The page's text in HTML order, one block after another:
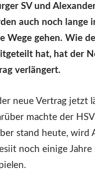
SV und
auch noch lange
Wege gehen. Wie
hat, hat der
verlängert.
neue Vertrag jetzt
machte der
stand heute, wird
noch einige